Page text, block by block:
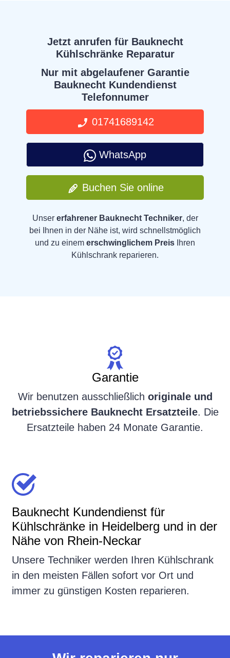
Jetzt anrufen für Bauknecht
Kühlschränke Reparatur
Nur mit abgelaufener Garantie
Bauknecht Kundendienst
Telefonnumer
01741689142
WhatsApp
Buchen Sie online
Unser erfahrener Bauknecht Techniker, der
bei Ihnen in der Nähe ist, wird schnellstmöglich
und zu einem erschwinglichem Preis Ihren
Kühlschrank reparieren.
Garantie
Wir benutzen ausschließlich originale und
betriebssichere Bauknecht Ersatzteile. Die
Ersatzteile haben 24 Monate Garantie.
Bauknecht Kundendienst für
Kühlschränke in Heidelberg und in der
Nähe von Rhein-Neckar
Unsere Techniker werden Ihren Kühlschrank
in den meisten Fällen sofort vor Ort und
immer zu günstigen Kosten reparieren.